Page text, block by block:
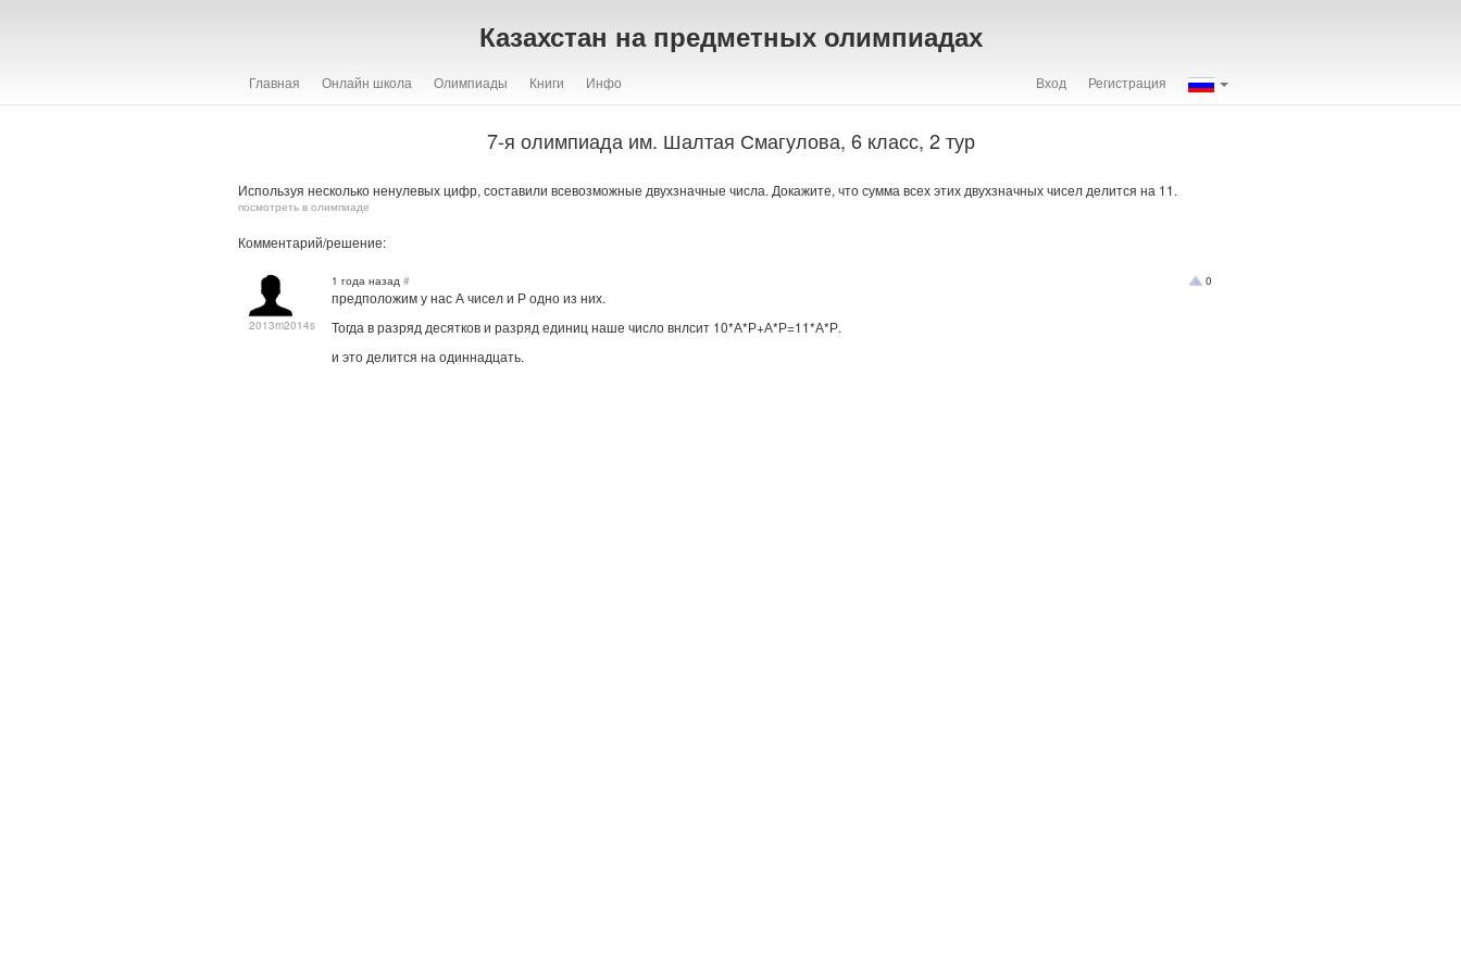
Казахстан на предметных олимпиадах
Главная Онлайн школа Олимпиады Книги Инфо Вход Регистрация
7-я олимпиада им. Шалтая Смагулова, 6 класс, 2 тур
Используя несколько ненулевых цифр, составили всевозможные двухзначные числа. Докажите, что сумма всех этих двухзначных чисел делится на 11.
посмотреть в олимпиаде
Комментарий/решение:
2013m2014s
0
1 года назад #
предположим у нас А чисел и Р одно из них.
Тогда в разряд десятков и разряд единиц наше число внлсит 10*А*Р+А*Р=11*А*Р.
и это делится на одиннадцать.